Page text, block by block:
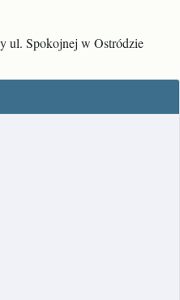
Spokojnej w Ostródzie